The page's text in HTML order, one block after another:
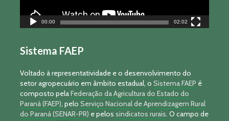
00:00 02:02
Sistema FAEP
Voltado à representatividade e o desenvolvimento do
setor agropecuário em âmbito estadual, o Sistema FAEP é
composto pelaFederação da Agricultura do Estado do
Paraná (FAEP), pelo Serviço Nacional de Aprendizagem Rural
do Paraná (SENAR-PR) e pelos sindicatos rurais. O campo de